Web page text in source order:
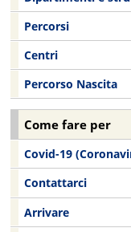
Percorsi
Centri
Percorso Nascita
Come fare per
Covid-19
Contattarci
Arrivare